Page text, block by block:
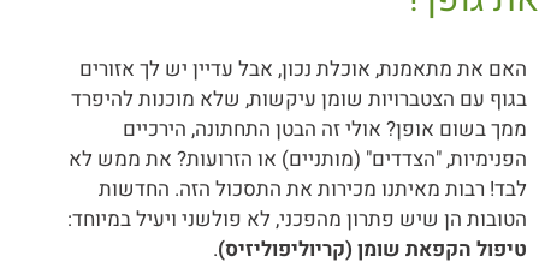
האם את מתאמנת, אוכלת נכון, אבל עדיין יש לך אזורים
בגוף עם הצטברויות שומן עיקשות, שלא מוכנות להיפרד
ממך בשום אופן? אולי זה הבטן התחתונה, הירכיים
הפנימיות, "הצדדים" (מותניים) או הזרועות? את ממש לא
לבד! רבות מאיתנו מכירות את התסכול הזה. החדשות
הטובות הן שיש פתרון מהפכני, לא פולשני ויעיל במיוחד:
טיפול הקפאת שומן (קריוליפוליזיס).